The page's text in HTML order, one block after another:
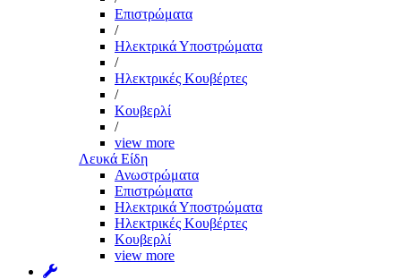
Επιστρώματα
/
Ηλεκτρικά Υποστρώματα
/
Ηλεκτρικές Κουβέρτες
/
Κουβερλί
/
view more
Λευκά Είδη
Ανωστρώματα
Επιστρώματα
Ηλεκτρικά Υποστρώματα
Ηλεκτρικές Κουβέρτες
Κουβερλί
view more